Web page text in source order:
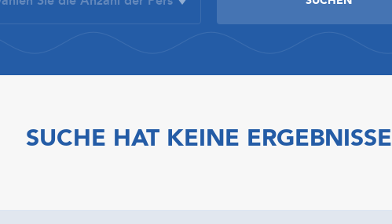
SUCHE HAT KEINE ERGEBNISSE